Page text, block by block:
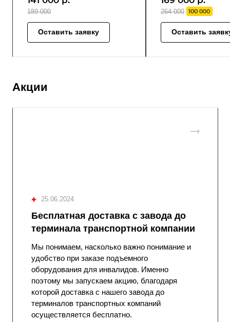
189 000
Оставить заявку
264 000 100 000
Оставить
Акции
25.06.2024
Бесплатная доставка с завода до
терминала транспортной компании
Мы понимаем, насколько важно понимание и
удобство при заказе подъемного
оборудования для инвалидов. Именно
поэтому мы запускаем акцию, благодаря
которой доставка с нашего завода до
терминалов транспортных компаний
осуществляется бесплатно.